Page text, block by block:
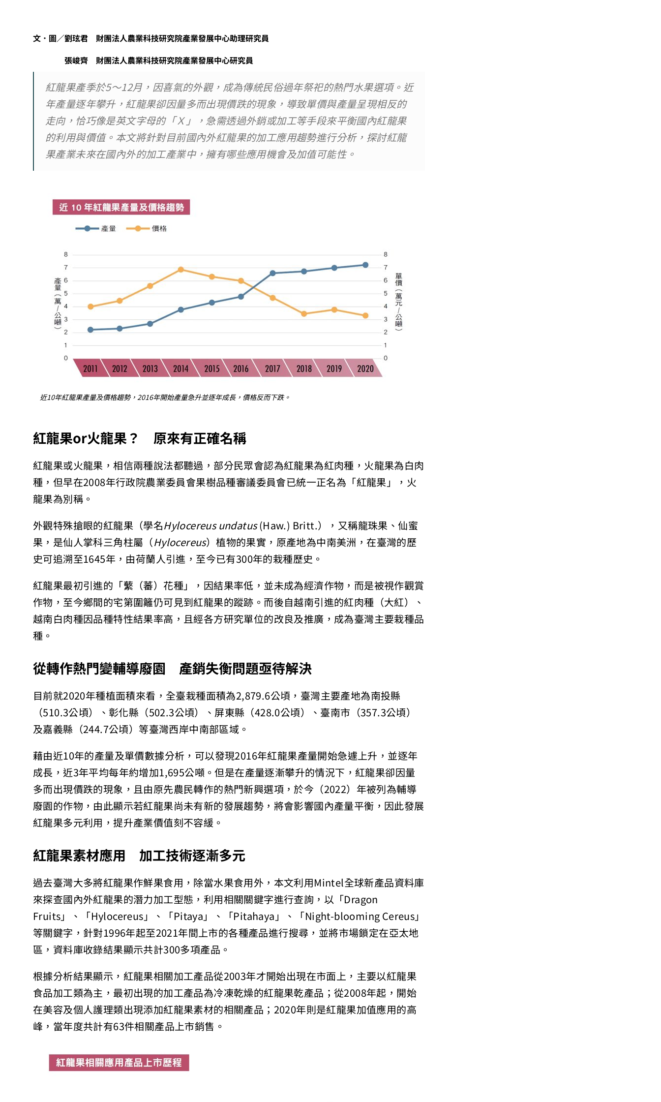
文．圖／劉玹君 財團法人農業科技研究院產業發展中心助理研究員
張峻齊 財團法人農業科技研究院產業發展中心研究員
紅龍果產季於5～12月，因喜氣的外觀，成為傳統民俗過年祭祀的熱門水果選項。近
年產量逐年攀升，紅龍果卻因量多而出現價跌的現象，導致單價與產量呈現相反的
走向，恰巧像是英文字母的「Ｘ」，急需透過外銷或加工等手段來平衡國內紅龍果
的利用與價值。本文將針對目前國內外紅龍果的加工應用趨勢進行分析，探討紅龍
果產業未來在國內外的加工產業中，擁有哪些應用機會及加值可能性。
近10年紅龍果產量及價格趨勢，2016年開始產量急升並逐年成長，價格反而下跌。
紅龍果or火龍果？ 原來有正確名稱
紅龍果或火龍果，相信兩種說法都聽過，部分民眾會認為紅龍果為紅肉種，火龍果為白肉
種，但早在2008年行政院農業委員會果樹品種審議委員會已統一正名為「紅龍果」，火
龍果為別稱。
外觀特殊搶眼的紅龍果（學名Hylocereus undatus(Haw.) Britt.），又稱龍珠果、仙蜜
果，是仙人掌科三角柱屬（Hylocereus）植物的果實，原產地為中南美洲，在臺灣的歷
史可追溯至1645年，由荷蘭人引進，至今已有300年的栽種歷史。
紅龍果最初引進的「蘩（蕃）花種」，因結果率低，並未成為經濟作物，而是被視作觀賞
作物，至今鄉間的宅第圍籬仍可見到紅龍果的蹤跡。而後自越南引進的紅肉種（大紅）、
越南白肉種因品種特性結果率高，且經各方研究單位的改良及推廣，成為臺灣主要栽種品
種。
從轉作熱門變輔導廢園 產銷失衡問題亟待解決
目前就2020年種植面積來看，全臺栽種面積為2,879.6公頃，臺灣主要產地為南投縣
（510.3公頃）、彰化縣（502.3公頃）、屏東縣（428.0公頃）、臺南市（357.3公頃）
及嘉義縣（244.7公頃）等臺灣西岸中南部區域。
藉由近10年的產量及單價數據分析，可以發現2016年紅龍果產量開始急遽上升，並逐年
成長，近3年平均每年約增加1,695公噸。但是在產量逐漸攀升的情況下，紅龍果卻因量
多而出現價跌的現象，且由原先農民轉作的熱門新興選項，於今（2022）年被列為輔導
廢園的作物，由此顯示若紅龍果尚未有新的發展趨勢，將會影響國內產量平衡，因此發展
紅龍果多元利用，提升產業價值刻不容緩。
紅龍果素材應用 加工技術逐漸多元
過去臺灣大多將紅龍果作鮮果食用，除當水果食用外，本文利用Mintel全球新產品資料庫
來探查國內外紅龍果的潛力加工型態，利用相關關鍵字進行查詢，以「Dragon
Fruits」、「Hylocereus」、「Pitaya」、「Pitahaya」、「Night-blooming Cereus」
等關鍵字，針對1996年起至2021年間上市的各種產品進行搜尋，並將市場鎖定在亞太地
區，資料庫收錄結果顯示共計300多項產品。
根據分析結果顯示，紅龍果相關加工產品從2003年才開始出現在市面上，主要以紅龍果
食品加工類為主，最初出現的加工產品為冷凍乾燥的紅龍果乾產品；從2008年起，開始
在美容及個人護理類出現添加紅龍果素材的相關產品；2020年則是紅龍果加值應用的高
峰，當年度共計有63件相關產品上市銷售。